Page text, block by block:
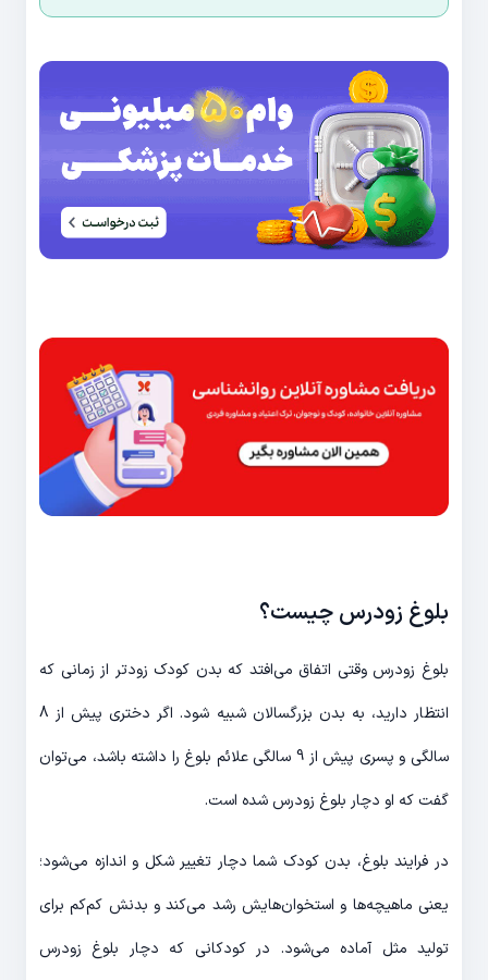
بلوغ زودرس چیست؟
بلوغ زودرس وقتی اتفاق می‌افتد که بدن کودک زودتر از زمانی که
انتظار دارید، به بدن بزرگسالان شبیه شود. اگر دختری پیش از 8
سالگی و پسری پیش از 9 سالگی علائم بلوغ را داشته باشد، می‌توان
گفت که او دچار بلوغ زودرس شده است.
در فرایند بلوغ، بدن کودک شما دچار تغییر شکل و اندازه می‌شود؛
یعنی ماهیچه‌ها و استخوان‌هایش رشد می‌کند و بدنش کم‌کم برای
تولید مثل آماده می‌شود. در کودکانی که دچار بلوغ زودرس